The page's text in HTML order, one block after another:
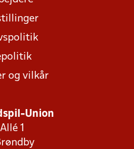
og vilkår
Union
1